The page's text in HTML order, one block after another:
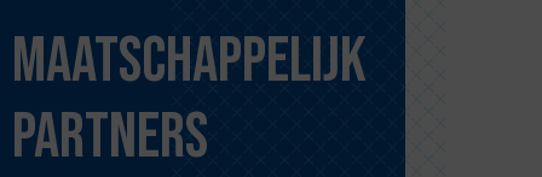
Maatschappelijk
partners